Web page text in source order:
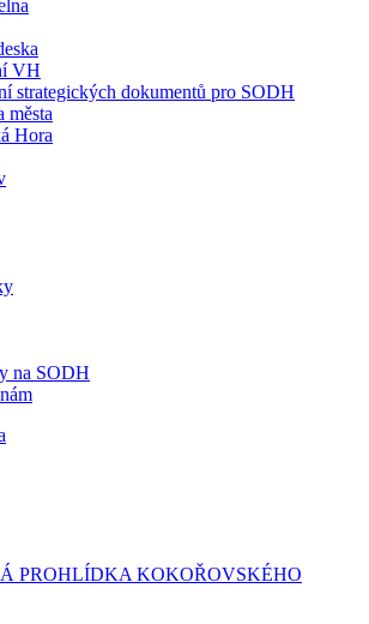
VH
strategických dokumentů pro SODH
města
Hora
na SODH